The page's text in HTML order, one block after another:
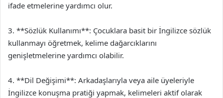
ifade etmelerine yardımcı olur.
3. **Sözlük Kullanımı**: Çocuklara basit bir İngilizce sözlük
kullanmayı öğretmek, kelime dağarcıklarını
genişletmelerine yardımcı olabilir.
4. **Dil Değişimi**: Arkadaşlarıyla veya aile üyeleriyle
İngilizce konuşma pratiği yapmak, kelimeleri aktif olarak